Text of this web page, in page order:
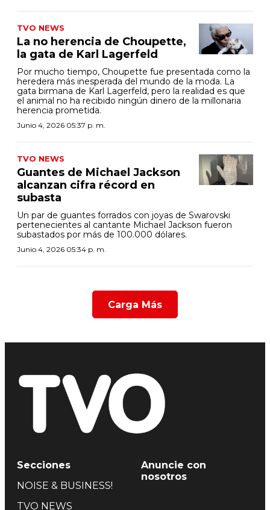
TVO NEWS
La no herencia de Choupette,
la gata de Karl Lagerfeld
Por mucho tiempo, Choupette fue presentada como la
heredera más inesperada del mundo de la moda. La
gata birmana de Karl Lagerfeld, pero la realidad es que
el animal no ha recibido ningún dinero de la millonaria
herencia prometida.
Junio 4, 2026 05:37 p. m.
TVO NEWS
Guantes de Michael Jackson
alcanzan cifra récord en
subasta
Un par de guantes forrados con joyas de Swarovski
pertenecientes al cantante Michael Jackson fueron
subastados por más de 100.000 dólares.
Junio 4, 2026 05:34 p. m.
Carga Más
Secciones
NOISE & BUSINESS!
TVO NEWS
Anuncie con
nosotros